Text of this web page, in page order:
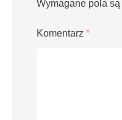
Wymagane pola
Komentarz *